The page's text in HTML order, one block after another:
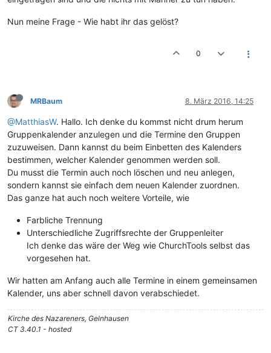
Nun meine Frage - Wie habt ihr das gelöst?
0
MRBaum 8. März 2016, 14:25
@MatthiasW. Hallo. Ich denke du kommst nicht drum herum
Gruppenkalender anzulegen und die Termine den Gruppen
zuzuweisen. Dann kannst du beim Einbetten des Kalenders
bestimmen, welcher Kalender genommen werden soll.
Du musst die Termin auch noch löschen und neu anlegen,
sondern kannst sie einfach dem neuen Kalender zuordnen.
Das ganze hat auch noch weitere Vorteile, wie
Farbliche Trennung
Unterschiedliche Zugriffsrechte der Gruppenleiter
Ich denke das wäre der Weg wie ChurchTools selbst das
vorgesehen hat.
Wir hatten am Anfang auch alle Termine in einem gemeinsamen
Kalender, uns aber schnell davon verabschiedet.
Kirche des Nazareners, Gelnhausen
CT 3.40.1 - hosted